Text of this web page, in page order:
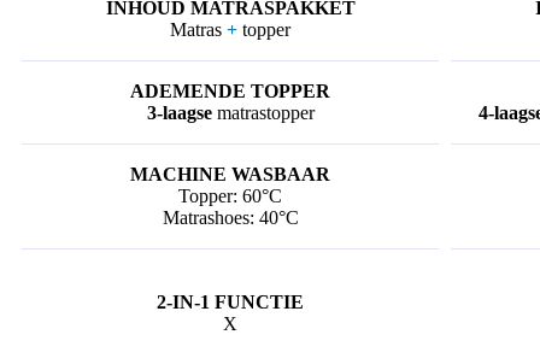
Matras + topper
3-laagsematrastopper 4-
Topper: 60°C
Matrashoes: 40°C
X